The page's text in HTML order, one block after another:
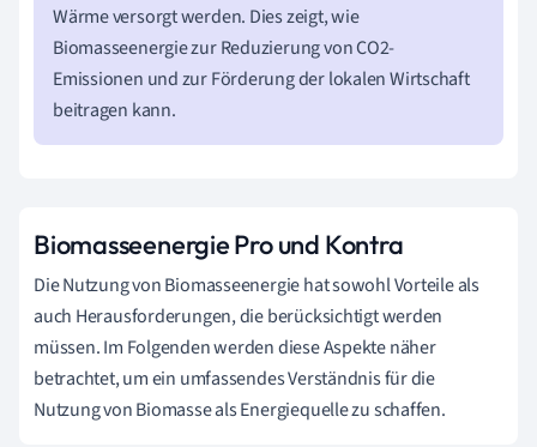
Wärme versorgt werden. Dies zeigt, wie
Biomasseenergie zur Reduzierung von CO2-
Emissionen und zur Förderung der lokalen Wirtschaft
beitragen kann.
Biomasseenergie Pro und Kontra
Die Nutzung von Biomasseenergie hat sowohl Vorteile als
auch Herausforderungen, die berücksichtigt werden
müssen. Im Folgenden werden diese Aspekte näher
betrachtet, um ein umfassendes Verständnis für die
Nutzung von Biomasse als Energiequelle zu schaffen.